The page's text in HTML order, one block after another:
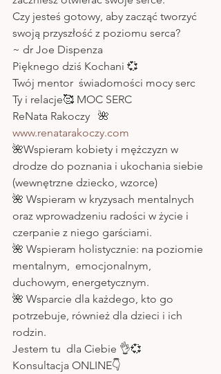
Czy jesteś gotowy, aby zacząć tworzyć
swoją przyszłość z poziomu serca?
~ dr Joe Dispenza
Pięknego dziś Kochani 💞
Twój mentor  świadomości mocy serc
Ty i relacje🥰 MOC SERC
ReNata Rakoczy   🌺
www.renatarakoczy.com
🌺Wspieram kobiety i mężczyzn w
drodze do poznania i ukochania siebie
(wewnętrzne dziecko, wzorce)
🌺 Wspieram w kryzysach mentalnych
oraz wprowadzeniu radości w życie i
czerpanie z niego garściami.
🌺 Wspieram holistycznie: na poziomie
mentalnym,  emocjonalnym,
duchowym, energetycznym.
🌺 Wsparcie dla każdego, kto go
potrzebuje, również dla dzieci i ich
rodzin.
Jestem tu  dla Ciebie 👌💞
Konsultacja ONLINE👇